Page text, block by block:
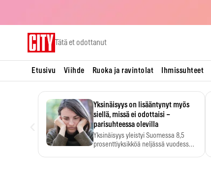
Tätä et odottanut
Etusivu Viihde Ruoka ja ravintolat Ihmissuhteet
Yksinäisyys on lisääntynyt myös
siellä, missä ei odottaisi –
parisuhteessa olevilla
Yksinäisyys yleistyi Suomessa 8,5
prosenttiyksikköä neljässä vuodessa.